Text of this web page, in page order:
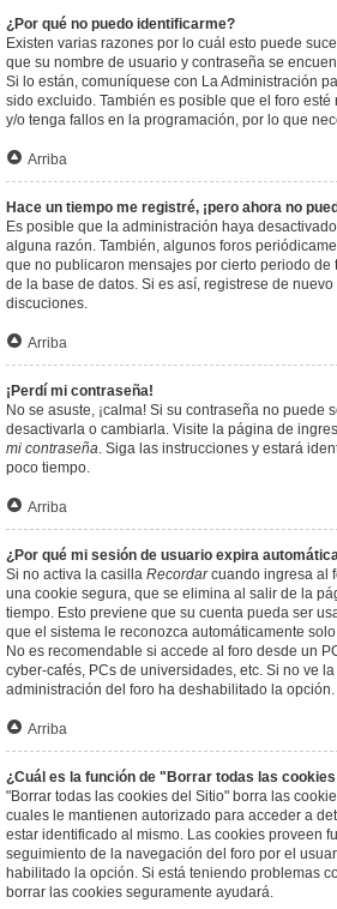
¿Por qué no puedo identificarme?
Existen varias razones por lo cuál esto puede
que su nombre de usuario y contraseña se
Si lo están, comuníquese con La Administración
sido excluido. También es posible que el foro
y/o tenga fallos en la programación, por lo que
Arriba
Hace un tiempo me registré, ¡pero ahora no
Es posible que la administración haya
alguna razón. También, algunos foros
que no publicaron mensajes por cierto periodo de
de la base de datos. Si es así, registrese de
discuciones.
Arriba
¡Perdí mi contraseña!
No se asuste, ¡calma! Si su contraseña no puede
desactivarla o cambiarla. Visite la página de
mi contraseña. Siga las instrucciones y estará
poco tiempo.
Arriba
¿Por qué mi sesión de usuario expira
Si no activa la casilla Recordarcuando ingresa al
una cookie segura, que se elimina al salir de la
tiempo. Esto previene que su cuenta pueda ser
que el sistema le reconozca automáticamente
No es recomendable si accede al foro desde un
cyber-cafés, PCs de universidades, etc. Si no ve
administración del foro ha deshabilitado la opción.
Arriba
¿Cuál es la función de "Borrar todas las
"Borrar todas las cookies del Sitio" borra las
cuales le mantienen autorizado para acceder a
estar identificado al mismo. Las cookies proveen
seguimiento de la navegación del foro por el
habilitado la opción. Si está teniendo problemas
borrar las cookies seguramente ayudará.